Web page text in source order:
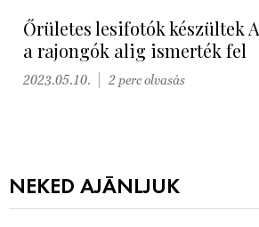
Őrületes lesifotók készültek
a rajongók alig ismerték fel
2023.05.10. 2 perc olvasás
NEKED AJÁNLJUK